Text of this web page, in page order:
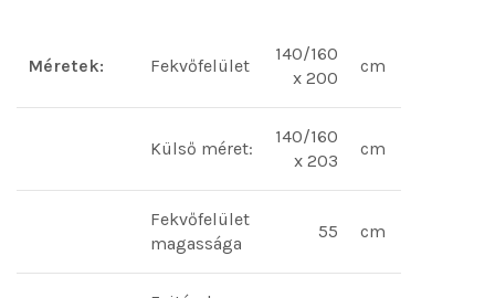
Méretek: Fekvőfelület
140/160
x 200
cm
Külső méret:
140/160
x 203
cm
Fekvőfelület
magassága
55 cm